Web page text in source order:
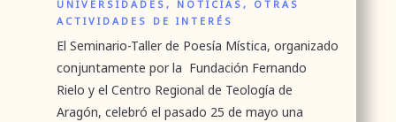
UNIVERSIDADES, NOTICIAS, OTRAS
ACTIVIDADES DE INTERÉS
El Seminario-Taller de Poesía Mística, organizado
conjuntamente por la Fundación Fernando
Rielo y el Centro Regional de Teología de
Aragón, celebró el pasado 25 de mayo una